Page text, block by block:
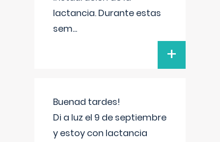
lactancia. Durante estas
sem...
+
Buenad tardes!
Di a luz el 9 de septiembre
y estoy con lactancia